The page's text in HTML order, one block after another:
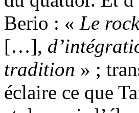
Berio : « Le
[…],
tradition » ;
éclaire ce que